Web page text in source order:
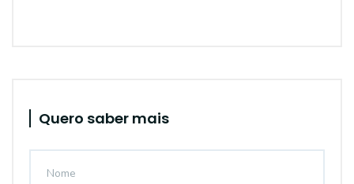
Quero saber mais